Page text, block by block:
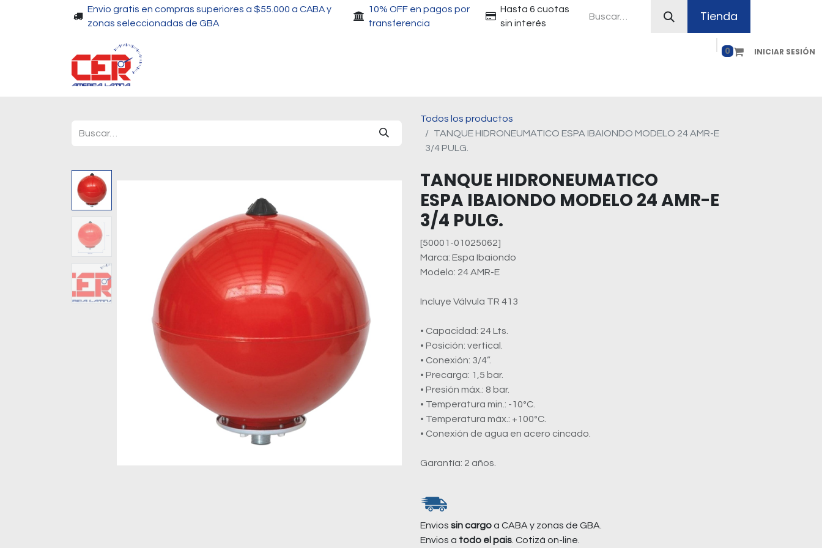
Envio gratis en compras superiores a $55.000 a CABA y
zonas seleccionadas de GBA
10% OFF en pagos por
transferencia
Hasta 6 cuotas
sin interés
Tienda
0 INICIAR SESIÓN
Todos los productos
TANQUE HIDRONEUMATICO ESPA IBAIONDO MODELO 24 AMR-E
3/4 PULG.
TANQUE HIDRONEUMATICO
ESPA IBAIONDO MODELO 24 AMR-E
3/4 PULG.
[50001-01025062]
Marca: Espa Ibaiondo
Modelo: 24 AMR-E
Incluye Válvula TR 413
• Capacidad: 24 Lts.
• Posición: vertical.
• Conexión: 3/4”.
• Precarga: 1,5 bar.
• Presión máx.: 8 bar.
• Temperatura min.: -10ºC.
• Temperatura máx.: +100ºC.
• Conexión de agua en acero cincado.
Garantía: 2 años.
Envios sin cargoa CABA y zonas de GBA.
Envios a todo el pais . Cotizá on-line.